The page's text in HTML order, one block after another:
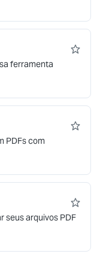
ferramenta
PDFs com
seus arquivos PDF